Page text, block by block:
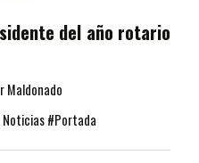
del año rotario
Maldonado
Noticias #Portada